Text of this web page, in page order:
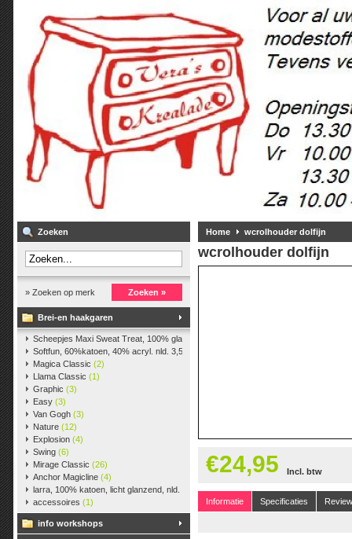
Zoeken
» Zoeken op merk Zoeken »
Brei-en haakgaren
Scheepjes Maxi Sweat Treat, 100% glanskatoen,25 gr.
Softfun, 60%katoen, 40% acryl. nld. 3,5-4. ca. 140m, 50 gr.
Magica Classic (2)
Llama Classic (1)
Graphic (3)
Easy (3)
Van Gogh (3)
Nature (12)
Explosion (4)
Swing (6)
Mirage Classic (26)
Anchor Magicline (4)
larra, 100% katoen, licht glanzend, nld. 2,5-3, ca. 125m, 50 gr.(38)
accessoires (1)
info workshops
Home wcrolhouder dolfijn
wcrolhouder dolfijn
€24,95 Incl. btw
Informatie Specificaties